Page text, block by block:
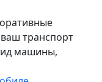
транспорт
машины,